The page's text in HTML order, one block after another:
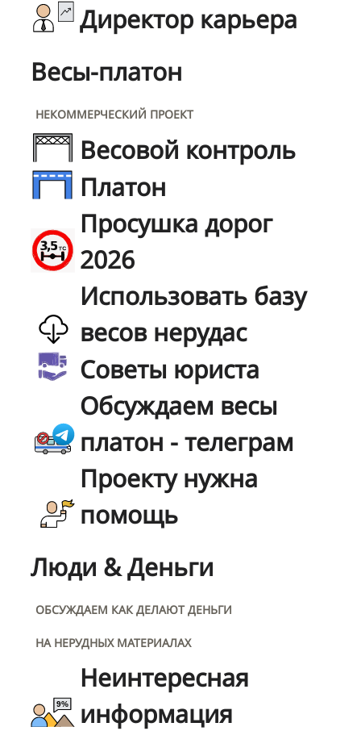
Директор карьера
Весы-платон
НЕКОММЕРЧЕСКИЙ ПРОЕКТ
Весовой контроль
Платон
Просушка дорог
2026
Использовать базу
весов нерудас
Советы юриста
Обсуждаем весы
платон - телеграм
Проекту нужна
помощь
Люди & Деньги
ОБСУЖДАЕМ КАК ДЕЛАЮТ ДЕНЬГИ
НА НЕРУДНЫХ МАТЕРИАЛАХ
Неинтересная
информация